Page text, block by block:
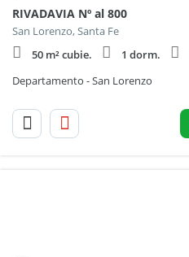
RIVADAVIA Nº al 800
San Lorenzo, Santa Fe
50 m² cubie.
1 dorm.
Departamento - San Lorenzo